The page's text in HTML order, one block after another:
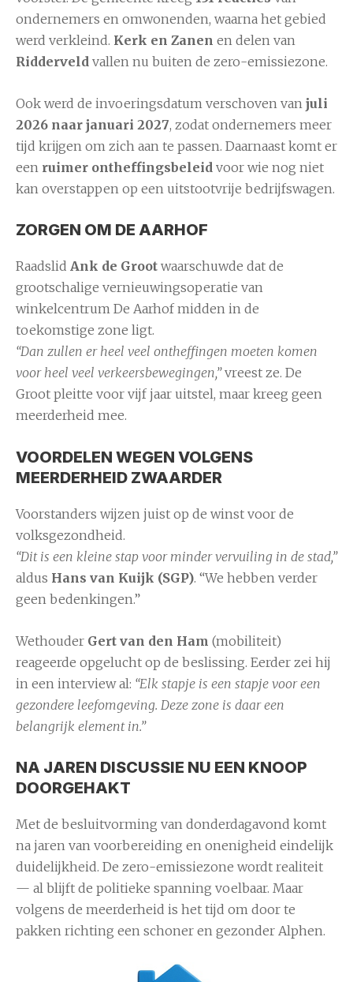
ondernemers en omwonenden, waarna het gebied
werd verkleind. Kerk en Zanen en delen van
Ridderveld vallen nu buiten de zero-emissiezone.
Ook werd de invoeringsdatum verschoven van juli
2026 naar januari 2027, zodat ondernemers meer
tijd krijgen om zich aan te passen. Daarnaast komt er
een ruimer ontheffingsbeleid voor wie nog niet
kan overstappen op een uitstootvrije bedrijfswagen.
ZORGEN OM DE AARHOF
Raadslid Ank de Groot waarschuwde dat de
grootschalige vernieuwingsoperatie van
winkelcentrum De Aarhof midden in de
toekomstige zone ligt.
“Dan zullen er heel veel ontheffingen moeten komen
voor heel veel verkeersbewegingen,”vreest ze. De
Groot pleitte voor vijf jaar uitstel, maar kreeg geen
meerderheid mee.
VOORDELEN WEGEN VOLGENS
MEERDERHEID ZWAARDER
Voorstanders wijzen juist op de winst voor de
volksgezondheid.
“Dit is een kleine stap voor minder vervuiling in de stad,”
aldus Hans van Kuijk (SGP). “We hebben verder
geen bedenkingen.”
Wethouder Gert van den Ham (mobiliteit)
reageerde opgelucht op de beslissing. Eerder zei hij
in een interview al: “Elk stapje is een stapje voor een
gezondere leefomgeving. Deze zone is daar een
belangrijk element in.”
NA JAREN DISCUSSIE NU EEN KNOOP
DOORGEHAKT
Met de besluitvorming van donderdagavond komt
na jaren van voorbereiding en onenigheid eindelijk
duidelijkheid. De zero-emissiezone wordt realiteit
— al blijft de politieke spanning voelbaar. Maar
volgens de meerderheid is het tijd om door te
pakken richting een schoner en gezonder Alphen.